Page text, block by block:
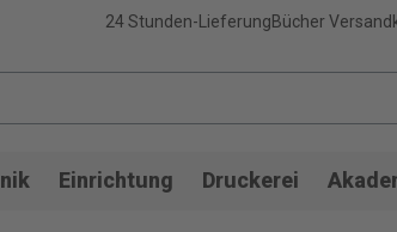
24 Stunden-LieferungBücher
Einrichtung Druckerei